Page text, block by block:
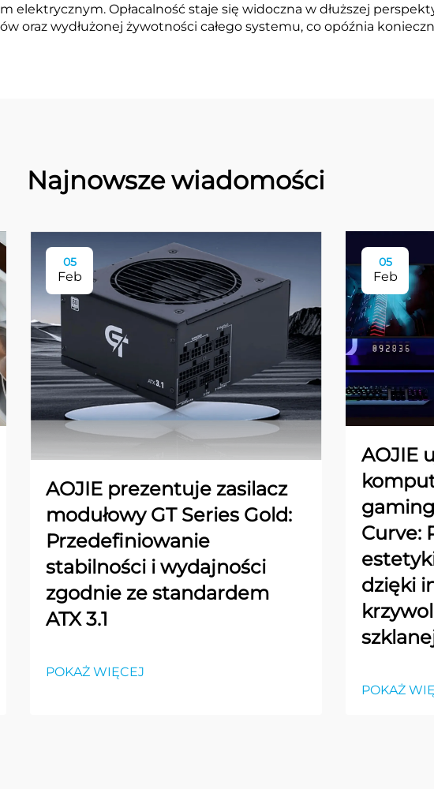
elektrycznym. Opłacalność staje się widoczna w dłuższej
oraz wydłużonej żywotności całego systemu, co opóźnia
Najnowsze wiadomości
05
Feb
AOJIE prezentuje zasilacz
modułowy GT Series Gold:
Przedefiniowanie
stabilności i wydajności
zgodnie ze standardem
ATX 3.1
POKAŻ WIĘCEJ
05
Feb
AOJIE
Curve:
dzięki
POKAŻ